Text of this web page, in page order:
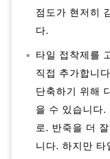
점도가 현저히
다.
타일 접착제를
직접 추가합니
단축하기 위해
을 수 있습니다.
로. 반죽을 더
니다. 하지만 타